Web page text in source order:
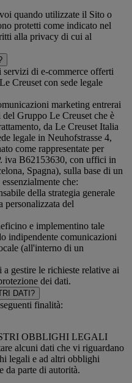
quando utilizzate il Sito o
protetti come indicato nel
alla privacy di cui al
di e-commerce offerti
Creuset con sede legale
marketing entrerai
del Gruppo Le Creuset che è
da Le Creuset Italia
legale in Neuhofstrasse 4,
come rappresentate per
iva B62153630, con uffici in
Spagna), sulla base di un
che:
della strategia generale
personalizzata del
e implementino tale
indipendente comunicazioni
(all'interno di un
gestire le richieste relative ai
dei dati.
DATI?
finalità:
OBBLIGHI LEGALI
alcuni dati che vi riguardano
legali e ad altri obblighi
da parte di autorità.